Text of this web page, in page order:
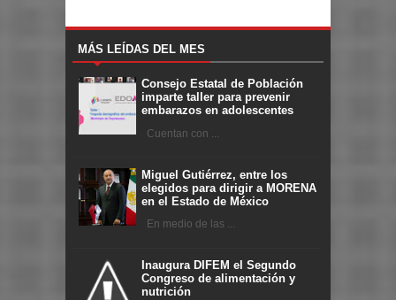
MÁS LEÍDAS DEL MES
Consejo Estatal de Población
imparte taller para prevenir
embarazos en adolescentes
Cuentan con ...
Miguel Gutiérrez, entre los
elegidos para dirigir a MORENA
en el Estado de México
En medio de las ...
Inaugura DIFEM el Segundo
Congreso de alimentación y
nutrición